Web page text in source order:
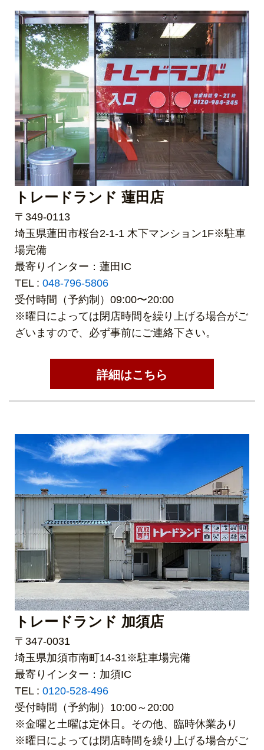
トレードランド 蓮田店
〒349-0113
埼玉県蓮田市桜台2-1-1 木下マンション1F※駐車
場完備
最寄りインター：蓮田IC
TEL : 048-796-5806
受付時間（予約制）09:00〜20:00
※曜日によっては閉店時間を繰り上げる場合がご
ざいますので、必ず事前にご連絡下さい。
詳細はこちら
トレードランド 加須店
〒347-0031
埼玉県加須市南町14-31※駐車場完備
最寄りインター：加須IC
TEL : 0120-528-496
受付時間（予約制）10:00～20:00
※金曜と土曜は定休日。その他、臨時休業あり
※曜日によっては閉店時間を繰り上げる場合がご